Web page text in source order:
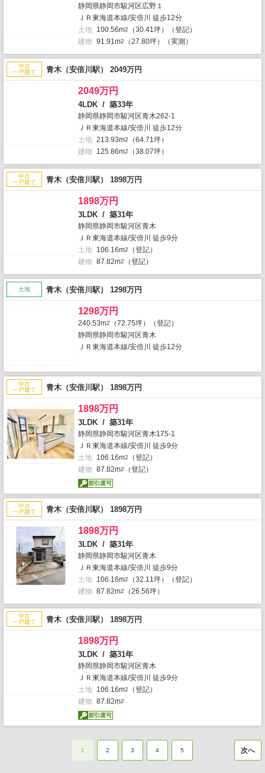
静岡県静岡市駿河区広野１
ＪＲ東海道本線/安倍川 徒歩12分
土地 100.56m2
（30.41坪）（登記）
建物 91.91m2 （27.80坪）（実測）
中古
一戸建て
青木（安倍川駅） 2049万円
2049万円
4LDK / 築33年
静岡県静岡市駿河区青木262-1
ＪＲ東海道本線/安倍川 徒歩12分
土地 213.93m2
（64.71坪）
建物
125.86m2 （38.07坪）
中古
一戸建て
青木（安倍川駅） 1898万円
1898万円
3LDK / 築31年
静岡県静岡市駿河区青木
ＪＲ東海道本線/安倍川 徒歩9分
土地 106.16m2
（登記）
建物 87.82m2 （登記）
土地 青木（安倍川駅） 1298万円
1298万円
240.53m2
（72.75坪）（登記）
静岡県静岡市駿河区青木
ＪＲ東海道本線/安倍川 徒歩12分
中古
一戸建て
青木（安倍川駅） 1898万円
1898万円
3LDK / 築31年
静岡県静岡市駿河区青木175-1
ＪＲ東海道本線/安倍川 徒歩9分
土地 106.16m2
（登記）
建物 87.82m2 （登記）
中古
一戸建て
青木（安倍川駅） 1898万円
1898万円
3LDK / 築31年
静岡県静岡市駿河区青木
ＪＲ東海道本線/安倍川 徒歩9分
土地 106.16m2
（32.11坪）（登記）
建物 87.82m2 （26.56坪）
中古
一戸建て
青木（安倍川駅） 1898万円
1898万円
3LDK / 築31年
静岡県静岡市駿河区青木
ＪＲ東海道本線/安倍川 徒歩9分
土地 106.16m2
（登記）
建物 87.82m2
1 2 3 4 5 次へ